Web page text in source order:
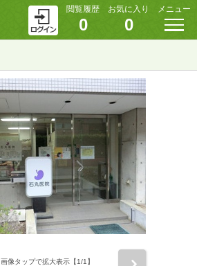
閲覧履歴
0
お気に入り
0
メニュー
画像タップで拡大表示【1/1】